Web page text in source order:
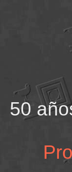
50